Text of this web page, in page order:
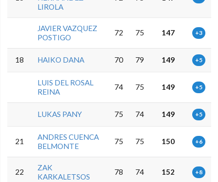
LIROLA
JAVIER VAZQUEZ
POSTIGO
72 75 147 +3
18 HAIKO DANA 70 79 149 +5
LUIS DEL ROSAL
REINA
74 75 149 +5
LUKAS PANY 75 74 149 +5
21
ANDRES CUENCA
BELMONTE
75 75 150 +6
22
ZAK
KARKALETSOS
78 74 152 +8